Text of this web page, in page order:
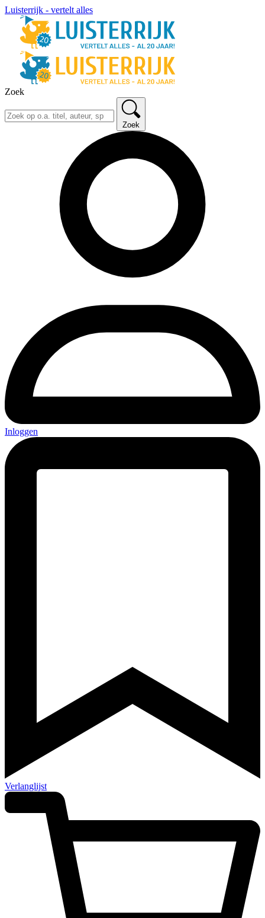
Luisterrijk - vertelt alles
Zoek
Zoek
Inloggen
Verlanglijst